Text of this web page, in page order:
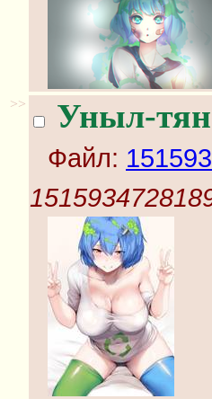
>> Уныл-тян
Файл: